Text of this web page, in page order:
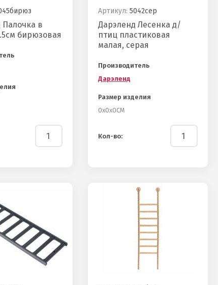
Палочка в
бирюзовая
Артикул: 5042сер
Дарэленд Лесенка д/
птиц пластиковая
малая, серая
Производитель
Дарэленд
Размер изделия
0х0х0СМ
Кол-во: